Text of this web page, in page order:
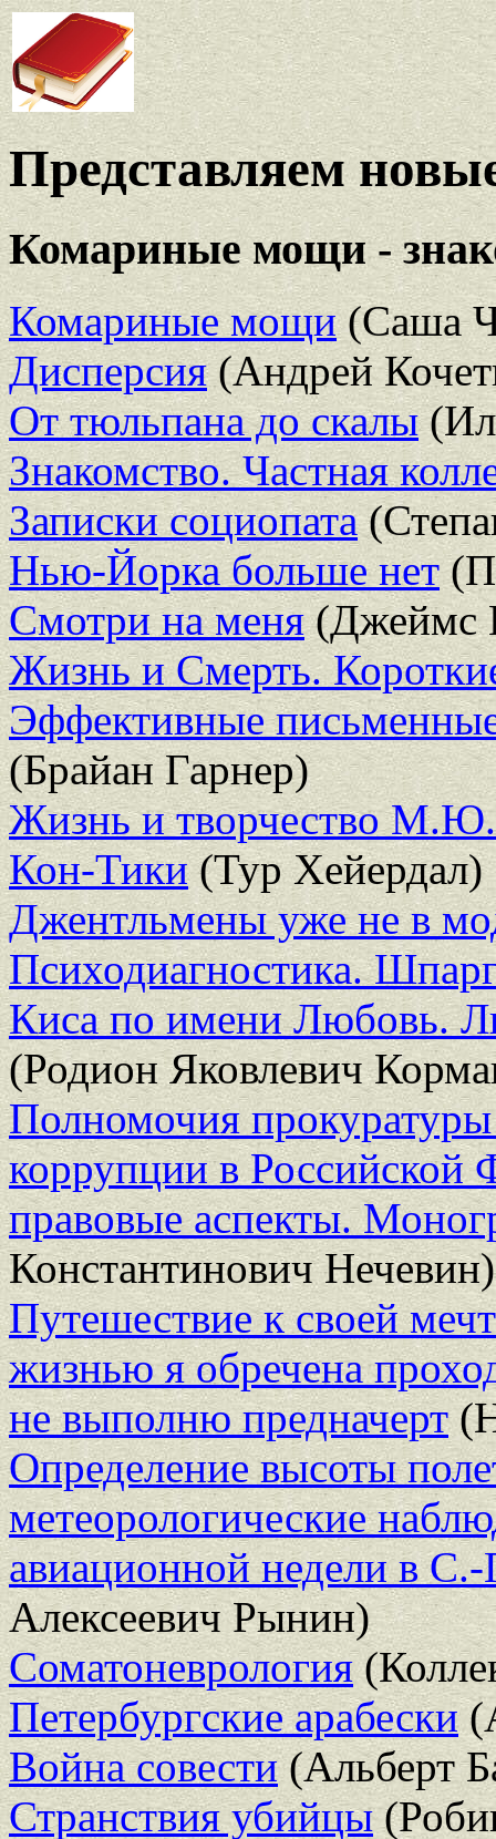
Представляем
Комариные мощи -
Комариные мощи(Саша
Дисперсия(Андрей
От тюльпана до скалы
Знакомство. Частная
Записки социопата
Нью-Йорка больше нет
Смотри на меня(Джеймс
Жизнь и Смерть.
Эффективные
(Брайан Гарнер)
Жизнь и творчество
Кон-Тики(Тур Хейердал)
Джентльмены уже не в
Психодиагностика.
Киса по имени Любовь.
(Родион Яковлевич
Полномочия
коррупции в Российской
правовые аспекты.
Константинович Нечевин)
Путешествие к своей
жизнью я обречена
не выполню предначерт
Определение высоты
метеорологические
авиационной недели в С.-
Алексеевич Рынин)
Соматоневрология
Петербургские арабески
Война совести(Альберт
Странствия убийцы